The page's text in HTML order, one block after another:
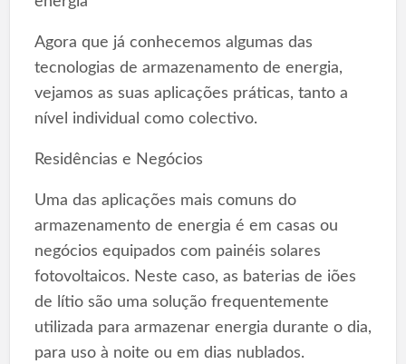
Agora que já conhecemos algumas das
tecnologias de armazenamento de energia,
vejamos as suas aplicações práticas, tanto a
nível individual como colectivo.
Residências e Negócios
Uma das aplicações mais comuns do
armazenamento de energia é em casas ou
negócios equipados com painéis solares
fotovoltaicos. Neste caso, as baterias de iões
de lítio são uma solução frequentemente
utilizada para armazenar energia durante o dia,
para uso à noite ou em dias nublados.